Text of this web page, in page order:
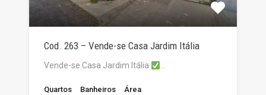
Cod. 263 – Vende-se Casa Jardim Itália
Vende-se Casa Jardim Itália …
Quartos Banheiros Área